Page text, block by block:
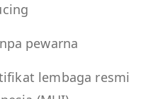
pewarna
lembaga resmi